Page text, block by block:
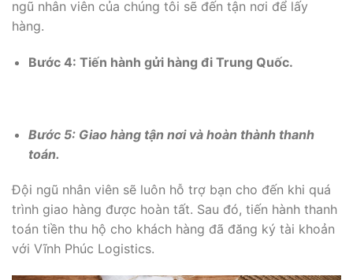
ngũ nhân viên của chúng tôi sẽ đến tận nơi để lấy
hàng.
Bước 4: Tiến hành gửi hàng đi Trung Quốc.
Bước 5: Giao hàng tận nơi và hoàn thành thanh
toán.
Đội ngũ nhân viên sẽ luôn hỗ trợ bạn cho đến khi quá
trình giao hàng được hoàn tất. Sau đó, tiến hành thanh
toán tiền thu hộ cho khách hàng đã đăng ký tài khoản
với Vĩnh Phúc Logistics.